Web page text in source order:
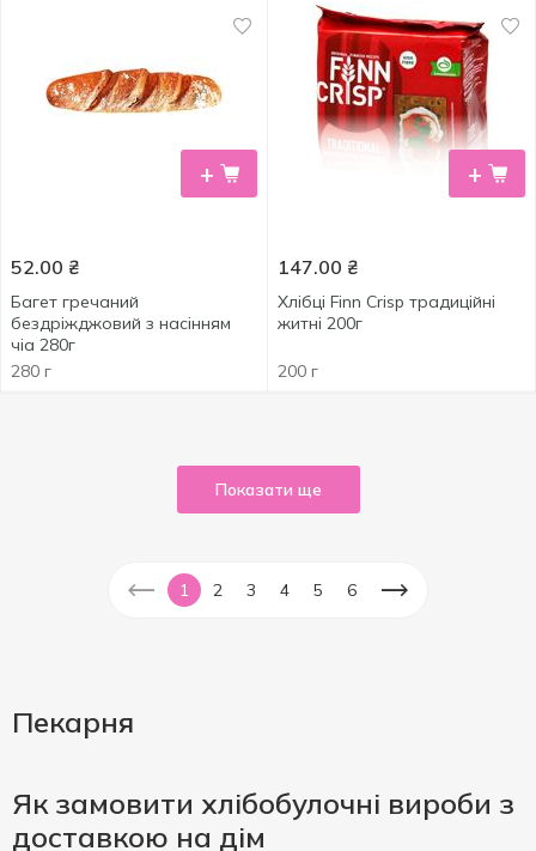
+
52.00 ₴
Багет гречаний
бездріжджовий з насінням
чіа 280г
280 г
+
147.00 ₴
Хлібці Finn Crisp традиційні
житні 200г
200 г
Показати ще
1 2 3 4 5 6
Пекарня
Як замовити хлібобулочні вироби з
доставкою на дім